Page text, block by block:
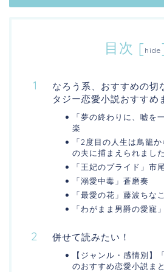
目次 [ hide
なろう系、おすすめの切
タジー恋愛小説おすすめ
「夢の終わりに、嘘を
楽
「2度目の人生は鳥籠
の夫に捕まえられまし
「王妃のプライド」市
「溺愛中毒」蒼磨奏
「最愛の花」藤波ちなこ
「わがまま男爵の愛寵
併せて読みたい！
【ジャンル・感情別】
のおすすめ恋愛小説ま